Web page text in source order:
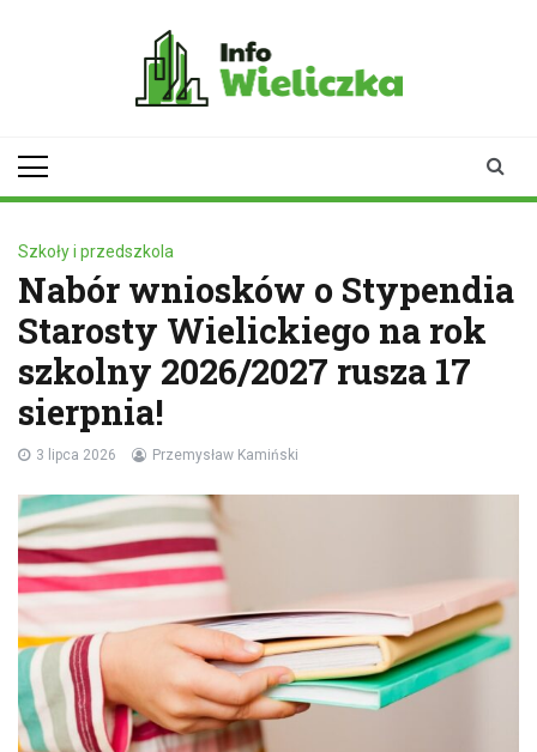
Szkoły i przedszkola
Nabór wniosków o Stypendia
Starosty Wielickiego na rok
szkolny 2026/2027 rusza 17
sierpnia!
3 lipca 2026 Przemysław Kamiński